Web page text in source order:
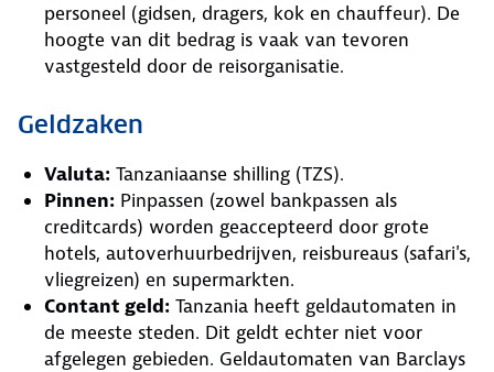
personeel (gidsen, dragers, kok en chauffeur). De
hoogte van dit bedrag is vaak van tevoren
vastgesteld door de reisorganisatie.
Geldzaken
Valuta: Tanzaniaanse shilling (TZS).
Pinnen: Pinpassen (zowel bankpassen als
creditcards) worden geaccepteerd door grote
hotels, autoverhuurbedrijven, reisbureaus (safari's,
vliegreizen) en supermarkten.
Contant geld: Tanzania heeft geldautomaten in
de meeste steden. Dit geldt echter niet voor
afgelegen gebieden. Geldautomaten van Barclays